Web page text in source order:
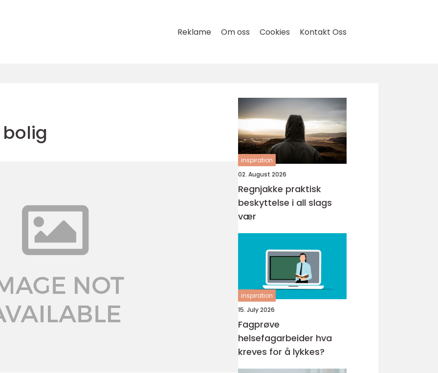
Reklame Om oss Cookies Kontakt Oss
inspiration
02. August 2026
Regnjakke praktisk
beskyttelse i all slags
vær
inspiration
15. July 2026
Fagprøve
helsefagarbeider hva
kreves for å lykkes?